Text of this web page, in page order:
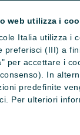
web utilizza i
Italia utilizza i
preferisci (III) a
per accettare i
In
predefinite
Per ulteriori
Note legali